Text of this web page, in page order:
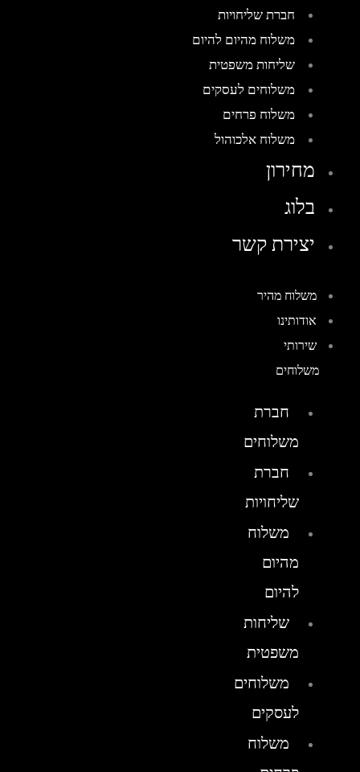
חברת שליחויות
משלוח מהיום להיום
שליחות משפטית
משלוחים לעסקים
משלוח פרחים
משלוח אלכוהול
מחירון
בלוג
יצירת קשר
משלוח מהיר
אודותינו
שירותי
משלוחים
חברת
משלוחים
חברת
שליחויות
משלוח
מהיום
להיום
שליחות
משפטית
משלוחים
לעסקים
משלוח